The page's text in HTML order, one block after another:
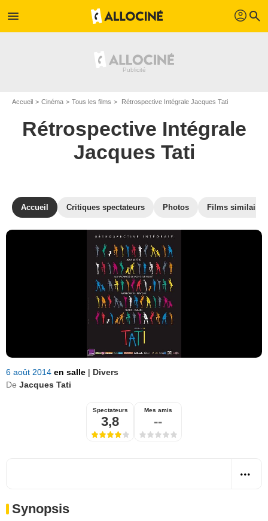
menu profil search
Accueil Cinéma Tous les films Rétrospective Intégrale Jacques Tati
Rétrospective Intégrale
Jacques Tati
Accueil Critiques spectateurs Photos Films similaires
6 août 2014 en salle | Divers
De Jacques Tati
Spectateurs
3,8
Mes amis
--
Synopsis